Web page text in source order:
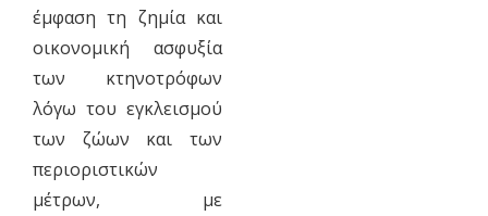
έμφαση τη ζημία και
οικονομική ασφυξία
των κτηνοτρόφων
λόγω του εγκλεισμού
των ζώων και των
περιοριστικών
μέτρων, με